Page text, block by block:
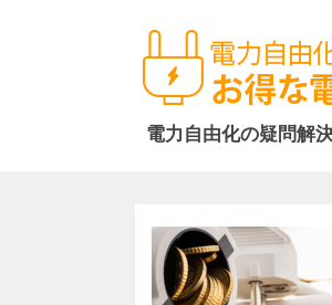
電力自由化の疑問解